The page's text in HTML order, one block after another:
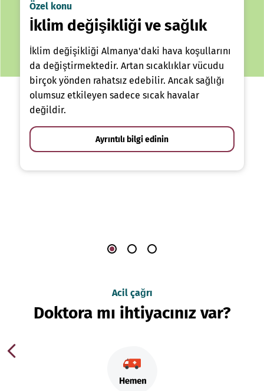
Özel konu
İklim değişikliği ve sağlık
İklim değişikliği Almanya'daki hava koşullarını
da değiştirmektedir. Artan sıcaklıklar vücudu
birçok yönden rahatsız edebilir. Ancak sağlığı
olumsuz etkileyen sadece sıcak havalar
değildir.
Ayrıntılı bilgi edinin
Acil çağrı
Doktora mı ihtiyacınız var?